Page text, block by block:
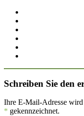
Schreiben Sie den
Ihre E-Mail-Adresse
* gekennzeichnet.